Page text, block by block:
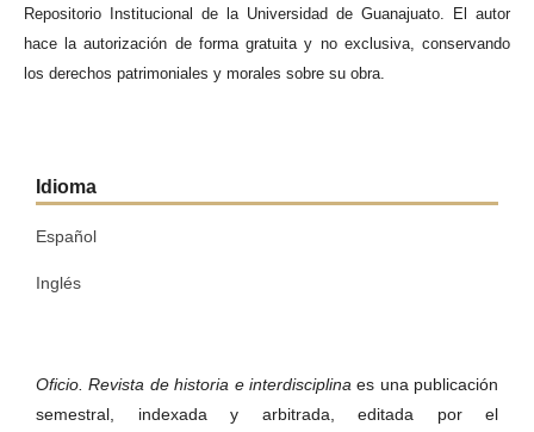
Repositorio Institucional de la Universidad de Guanajuato. El autor
hace la autorización de forma gratuita y no exclusiva, conservando
los derechos patrimoniales y morales sobre su obra.
Idioma
Español
Inglés
Oficio. Revista de historia e interdisciplinaes una publicación
semestral, indexada y arbitrada, editada por el